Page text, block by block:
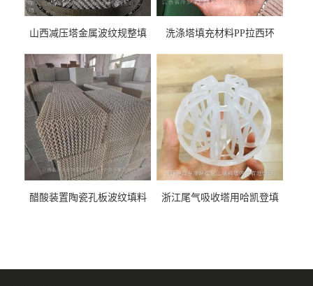
山西减压塔金属波纹规整填
料
洗涤塔填充材料PP拉西环
醋酸装置陶瓷孔板波纹填料
浙江尾气吸收塔用哈凯登填